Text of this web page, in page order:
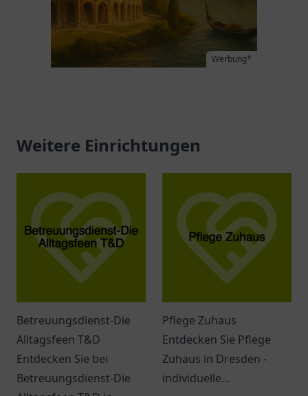
Werbung*
Weitere Einrichtungen
Betreuungsdienst-Die
Alltagsfeen T&D
Entdecken Sie bei
Betreuungsdienst-Die
Pflege Zuhaus
Entdecken Sie Pflege
Zuhaus in Dresden -
individuelle